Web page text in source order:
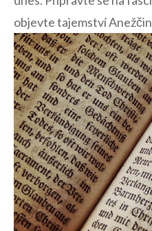
objevte tajemství​